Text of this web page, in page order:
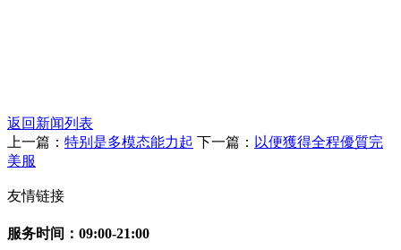
返回新闻列表
上一篇： 特别是多模态能力起 下一篇： 以便獲得全程優質完
美服
友情链接
服务时间：09:00-21:00